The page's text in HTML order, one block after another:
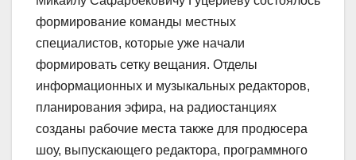
формирование команды местных
специалистов, которые уже начали
формировать сетку вещания. Отделы
информационных и музыкальных редакторов,
планирования эфира, на радиостанциях
созданы рабочие места также для продюсера
шоу, выпускающего редактора, программного